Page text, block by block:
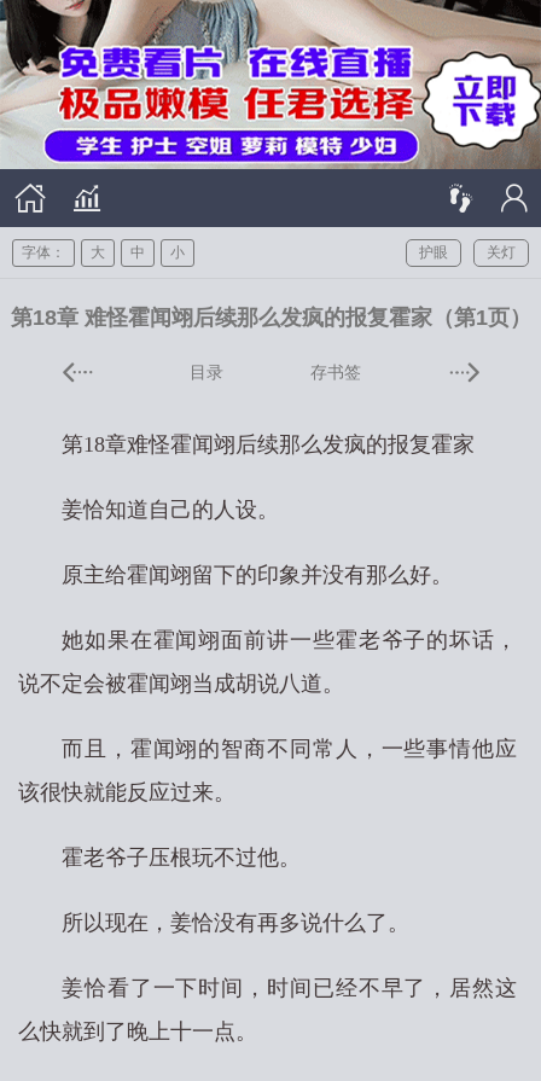
关灯
护眼
字体： 大 中 小
第18章 难怪霍闻翊后续那么发疯的报复霍家（第1页）
目录 存书签
第18章难怪霍闻翊后续那么发疯的报复霍家
姜恰知道自己的人设。
原主给霍闻翊留下的印象并没有那么好。
她如果在霍闻翊面前讲一些霍老爷子的坏话，
说不定会被霍闻翊当成胡说八道。
而且，霍闻翊的智商不同常人，一些事情他应
该很快就能反应过来。
霍老爷子压根玩不过他。
所以现在，姜恰没有再多说什么了。
姜恰看了一下时间，时间已经不早了，居然这
么快就到了晚上十一点。